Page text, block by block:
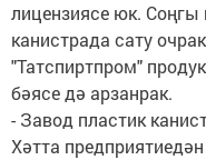
лицензиясе юк.
канистрада сату
"Татспиртпром"
бәясе дә арзанрак.
- Завод пластик
Хәтта